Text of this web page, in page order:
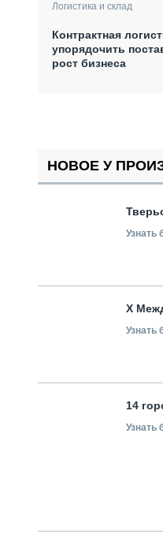
Логистика и склад
Контрактная
упорядочить
рост бизнеса
НОВОЕ У
Узнать
X
Узнать
14
Узнать